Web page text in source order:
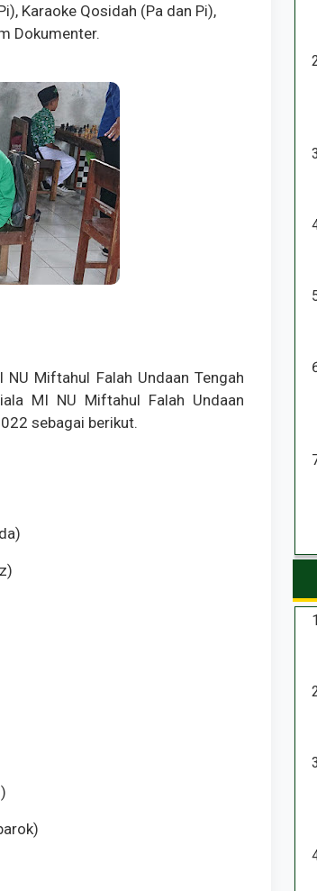
Karaoke Qosidah (Pa dan Pi),
Dokumenter.
Miftahul Falah Undaan Tengah
MI NU Miftahul Falah Undaan
sebagai berikut.